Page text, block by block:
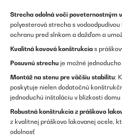
Strecha odolná voči poveternostným
polyesterová strecha s
ochranu pred slnkom a dažďom a
Kvalitná kovová konštrukcia s
Posuvnú strechu je možné
Montáž na stenu pre väčšiu stabilitu:
poskytuje nielen dodatočnú
jednoduchú inštaláciu v blízkosti domu
Robustná konštrukcia z práškovo
z kvalitnej práškovo lakovanej ocele,
odolnosť